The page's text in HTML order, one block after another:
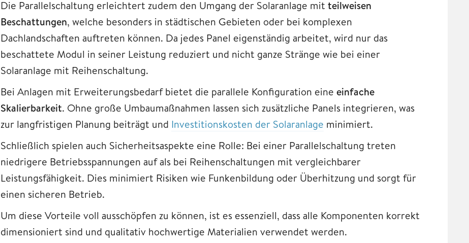
Die Parallelschaltung erleichtert zudem den Umgang der Solaranlage mit teilweisen
Beschattungen, welche besonders in städtischen Gebieten oder bei komplexen
Dachlandschaften auftreten können. Da jedes Panel eigenständig arbeitet, wird nur das
beschattete Modul in seiner Leistung reduziert und nicht ganze Stränge wie bei einer
Solaranlage mit Reihenschaltung.
Bei Anlagen mit Erweiterungsbedarf bietet die parallele Konfiguration eine einfache
Skalierbarkeit. Ohne große Umbaumaßnahmen lassen sich zusätzliche Panels integrieren, was
zur langfristigen Planung beiträgt und Investitionskosten der Solaranlage minimiert.
Schließlich spielen auch Sicherheitsaspekte eine Rolle: Bei einer Parallelschaltung treten
niedrigere Betriebsspannungen auf als bei Reihenschaltungen mit vergleichbarer
Leistungsfähigkeit. Dies minimiert Risiken wie Funkenbildung oder Überhitzung und sorgt für
einen sicheren Betrieb.
Um diese Vorteile voll ausschöpfen zu können, ist es essenziell, dass alle Komponenten korrekt
dimensioniert sind und qualitativ hochwertige Materialien verwendet werden.